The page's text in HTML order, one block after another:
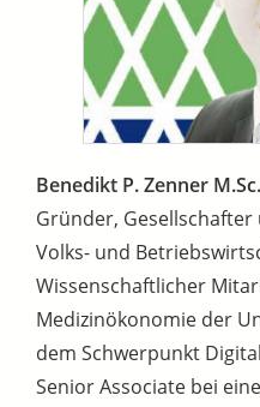
Benedikt P. Zenner M.Sc.
Gründer, Gesellschafter
Volks- und
Wissenschaftlicher
Medizinökonomie der
dem Schwerpunkt
Senior Associate bei